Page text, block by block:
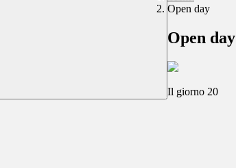
Open day
Open day
Il giorno 20